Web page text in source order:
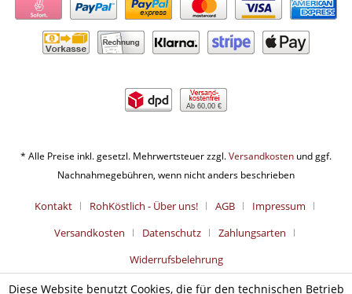
Ab 60,00 €
* Alle Preise inkl. gesetzl. Mehrwertsteuer zzgl.Versandkosten und ggf.
Nachnahmegebühren, wenn nicht anders beschrieben
Kontakt RohKöstlich - Über uns! AGB
Impressum
Versandkosten
Datenschutz
Zahlungsarten
Widerrufsbelehrung
Diese Website benutzt Cookies, die für den technischen Betrieb